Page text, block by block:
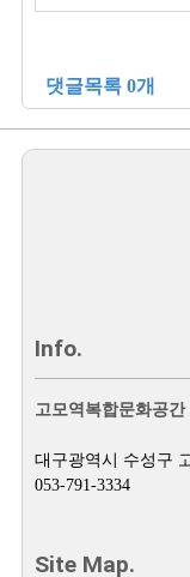
댓글목록 0개
Info.
고모역복합문화공간
대구광역시 수성구
053-791-3334
Site Map.